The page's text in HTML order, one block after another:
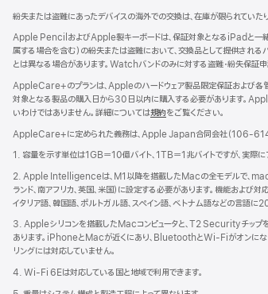
ま
き
ま
す）
紛失または盗難にあったデバイスの海外での交換は、在庫が限られていた
Apple PencilおよびApple製キーボードは、保証対象となるiPadと一
属する場合を含む）の紛失または盗難において、交換品として提供され
とは異なる場合があります。Watchバンドのみに対する盗難・紛失保
AppleCare+のプランは、Appleのハードウェア製品限定保証および各
対象となる製品の購入日から30日以内に購入する必要があります。
いわけではありません。詳細については規約（新
ウ
イ
ド
ウ
で
開
き
をご覧ください。
AppleCare+に定められた義務は、Apple Japan合同会社（106-6140
1. 容量を示す単位は1GB＝10億バイト、1TB＝1兆バイトですが、実際に
2. Apple Intelligenceは、M1以降を搭載したMacの全モデルで、macOS
ランド、南アフリカ、英国、米国）に設定する必要があります。機能および
イタリア語、韓国語、ポルトガル語、スペイン語、ベトナム語などの言語
3. Appleシリコンを搭載したMacコンピュータと、T2 Securityチップ
あります。iPhoneとMacが近くにあり、BluetoothとWi-Fiがオンにな
リングには対応していません。
4. Wi-Fi 6Eは対応している国と地域で利用できます。